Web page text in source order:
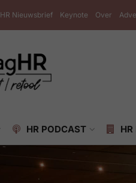
HR Nieuwsbrief Keynote Over
HR PODCAST HR